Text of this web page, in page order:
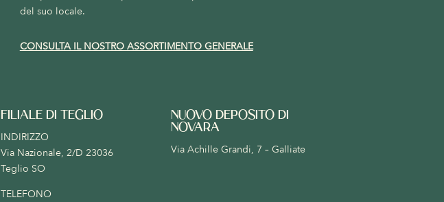
del suo locale.
CONSULTA IL NOSTRO ASSORTIMENTO GENERALE
FILIALE DI TEGLIO
INDIRIZZO
Via Nazionale, 2/D 23036
Teglio SO
TELEFONO
NUOVO DEPOSITO DI
NOVARA
Via Achille Grandi, 7 – Galliate